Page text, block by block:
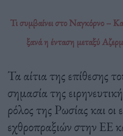
Τι συμβαίνει στο Ναγκόρνο –
ξανά η ένταση μεταξύ
Τα αίτια της επίθεσης
σημασία της
ρόλος της Ρωσίας και οι
εχθροπραξιών στην ΕΕ